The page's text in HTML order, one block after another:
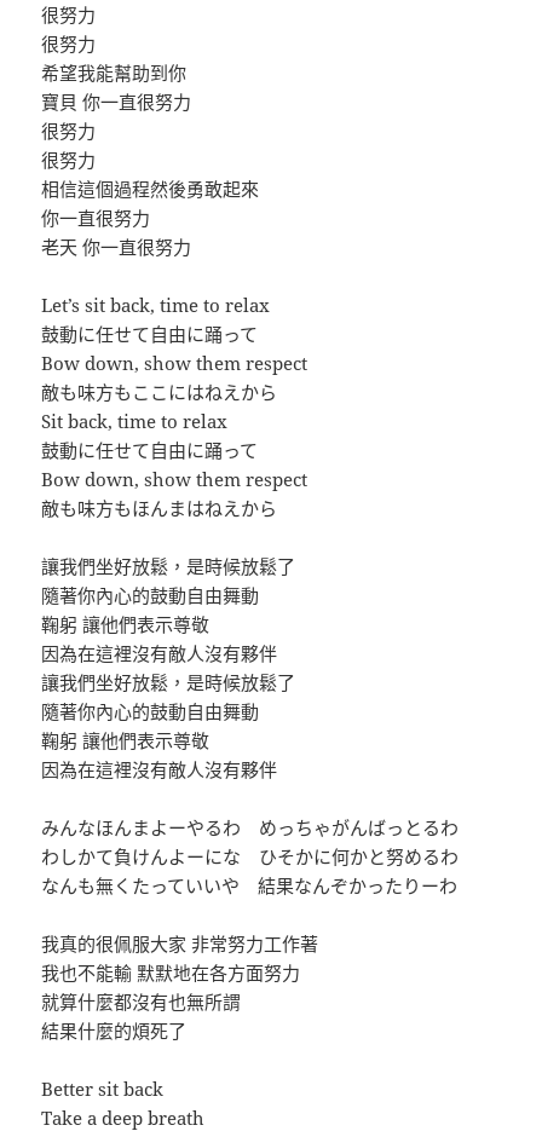
很努力
很努力
希望我能幫助到你
寶貝 你一直很努力
很努力
很努力
相信這個過程然後勇敢起來
你一直很努力
老天 你一直很努力
Let’s sit back, time to relax
鼓動に任せて自由に踊って
Bow down, show them respect
敵も味方もここにはねえから
Sit back, time to relax
鼓動に任せて自由に踊って
Bow down, show them respect
敵も味方もほんまはねえから
讓我們坐好放鬆，是時候放鬆了
隨著你內心的鼓動自由舞動
鞠躬 讓他們表示尊敬
因為在這裡沒有敵人沒有夥伴
讓我們坐好放鬆，是時候放鬆了
隨著你內心的鼓動自由舞動
鞠躬 讓他們表示尊敬
因為在這裡沒有敵人沒有夥伴
みんなほんまよーやるわ めっちゃがんばっとるわ
わしかて負けんよーにな ひそかに何かと努めるわ
なんも無くたっていいや 結果なんぞかったりーわ
我真的很佩服大家 非常努力工作著
我也不能輸 默默地在各方面努力
就算什麼都沒有也無所謂
結果什麼的煩死了
Better sit back
Take a deep breath